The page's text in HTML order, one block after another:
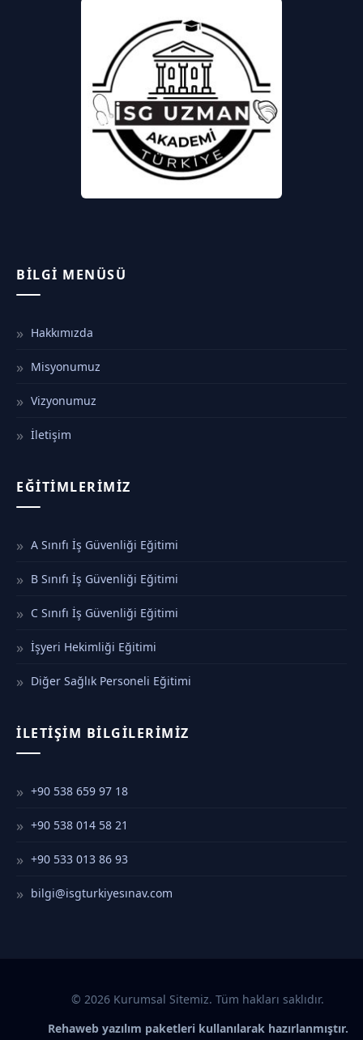
BILGI MENÜSÜ
Hakkımızda
Misyonumuz
Vizyonumuz
İletişim
EĞITIMLERIMIZ
A Sınıfı İş Güvenliği Eğitimi
B Sınıfı İş Güvenliği Eğitimi
C Sınıfı İş Güvenliği Eğitimi
İşyeri Hekimliği Eğitimi
Diğer Sağlık Personeli Eğitimi
İLETIŞIM BILGILERIMIZ
+90 538 659 97 18
+90 538 014 58 21
+90 533 013 86 93
bilgi@isgturkiyesınav.com
© 2026 Kurumsal Sitemiz. Tüm hakları saklıdır.
Rehaweb yazılım paketleri kullanılarak hazırlanmıştır.